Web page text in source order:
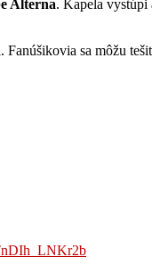
Alterna. Kapela vystúpi
sa môžu